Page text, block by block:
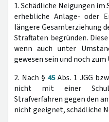
1. Schädliche Neigungen im
erhebliche Anlage- oder
längere Gesamterziehung
Straftaten begründen.
wenn auch unter
gewesen sein und noch
2. Nach § 45Abs. 1 JGG
nicht mit einer
Strafverfahren gegen den
nicht geeignet, schädliche